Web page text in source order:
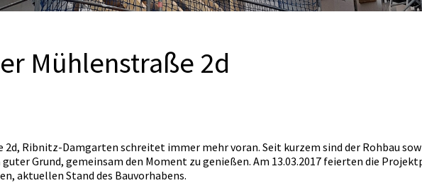
Mühlenstraße 2d
Ribnitz-Damgarten schreitet immer mehr voran. Seit kurzem sind der Rohbau
Grund, gemeinsam den Moment zu genießen. Am 13.03.2017 feierten die
aktuellen Stand des Bauvorhabens.